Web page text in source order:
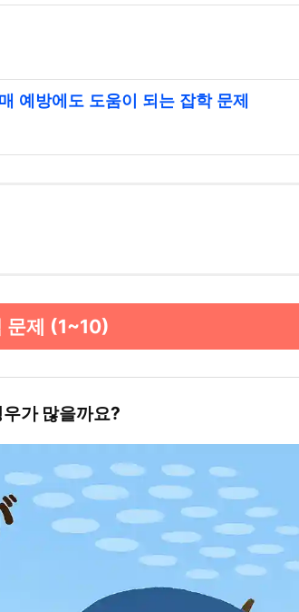
예방에도 도움이 되는 잡학 문제
문제 (1~10)
가 많을까요?